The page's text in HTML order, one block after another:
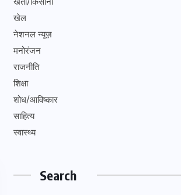
खेल
नेशनल न्यूज़
मनोरंजन
राजनीति
शिक्षा
शोध/आविष्कार
साहित्य
स्वास्थ्य
Search